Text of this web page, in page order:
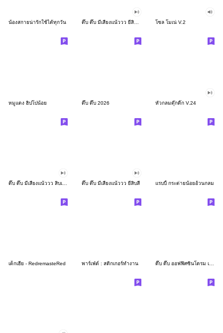
น้องสกายน่ารักใช้ได้ทุกวัน ดึ๊บ ดึ๊บ มีเสียงแน้ววว ยี่สิบสอง โซล โมเน่ V.2
หมูแดง ฮิปโปน้อย ดึ๊บ ดึ๊บ 2026 หัวกลมดุ๊กดิ๊ก V.24
ดึ๊บ ดึ๊บ มีเสียงแน้ววว ยี่สิบสี่ แรบบี้ กระต่ายน้อยอ้วนกลม
เด็กเฮีย - RedremasteRed พาร์เฟ่ต์ : สติกเกอร์ทำงาน ดึ๊บ ดึ๊บ ออฟฟิศซินโดรม เจ็ด